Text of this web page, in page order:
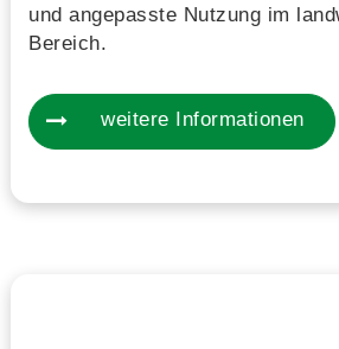
und angepasste Nutzung im
Bereich.
weitere Informationen